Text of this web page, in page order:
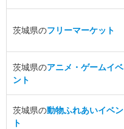
茨城県のフリーマーケット
茨城県のアニメ・ゲームイベ
ント
茨城県の動物ふれあいイベン
ト